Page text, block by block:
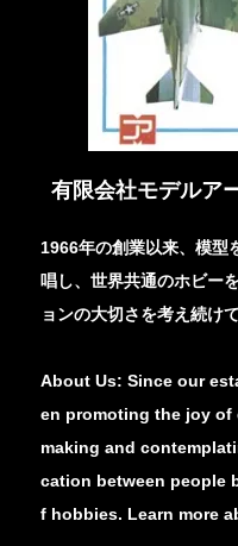
有限会社モデルア
1966年の創業以来、模型
唱し、世界共通のホビー
ョンの大切さを考え続け
About Us: Since our
en promoting the joy
making and
cation between people
f hobbies. Learn more